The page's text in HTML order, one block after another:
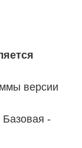
версии
Базовая -